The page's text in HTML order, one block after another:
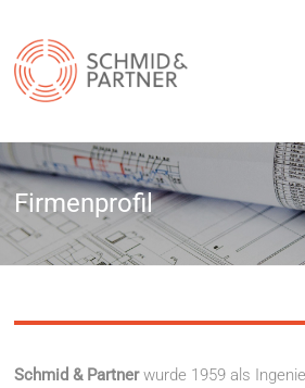
Inhalt
springen
Schmid
&
Partner
Ingenieure
&
Betriebswirte
Firmenprofil
Schmid & Partnerwurde 1959 als